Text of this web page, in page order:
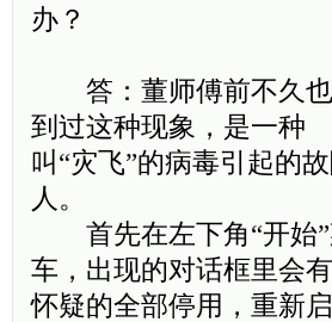
办？
答：董师傅前不久
到过这种现象，是一种
叫“灾飞”的病毒引起的
人。
首先在左下角“开始”
车，出现的对话框里会
怀疑的全部停用，重新